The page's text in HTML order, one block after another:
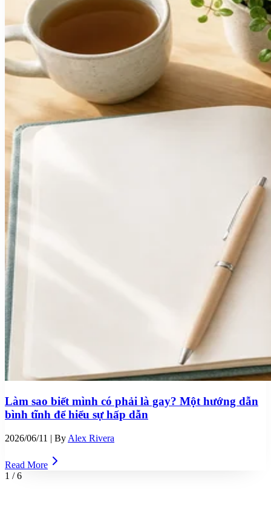
Làm sao biết mình có phải là gay? Một hướng dẫn
bình tĩnh để hiểu sự hấp dẫn
2026/06/11 | By Alex Rivera
Read More
1 /6